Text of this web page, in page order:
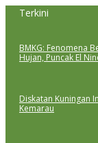
Lewati
Terkini
BMKG: Fenomena
Hujan, Puncak El
Diskatan Kuningan
Kemarau